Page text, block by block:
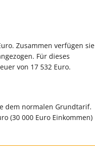
Zusammen verfügen sie
Für dieses
von 17 532 Euro.
dem normalen Grundtarif.
(30 000 Euro Einkommen)